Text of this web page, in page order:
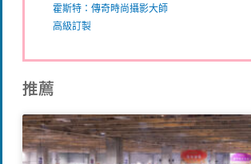
霍斯特：傳奇時尚攝影大師
高級訂製
推薦